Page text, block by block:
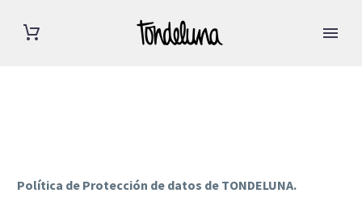
Política de Protección de datos de TONDELUNA.